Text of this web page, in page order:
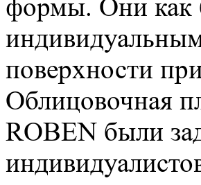
формы. Они как
поверхности
Облицовочная
ROBEN были